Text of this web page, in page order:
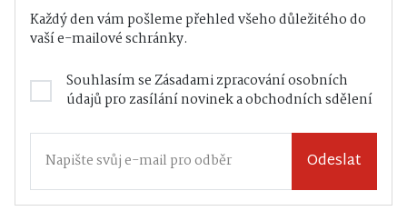
Každý den vám pošleme přehled všeho důležitého do
vaší e-mailové schránky.
Souhlasím seZásadami zpracování osobních
údajůpro zasílání novinek a obchodních sdělení
Odeslat